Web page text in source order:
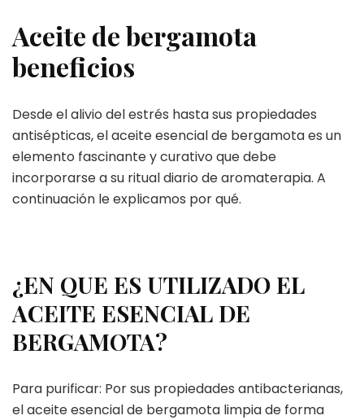
Aceite de bergamota
beneficios
Desde el alivio del estrés hasta sus propiedades
antisépticas, el aceite esencial de bergamota es un
elemento fascinante y curativo que debe
incorporarse a su ritual diario de aromaterapia. A
continuación le explicamos por qué.
¿EN QUE ES UTILIZADO EL
ACEITE ESENCIAL DE
BERGAMOTA?
Para purificar: Por sus propiedades antibacterianas,
el aceite esencial de bergamota limpia de forma